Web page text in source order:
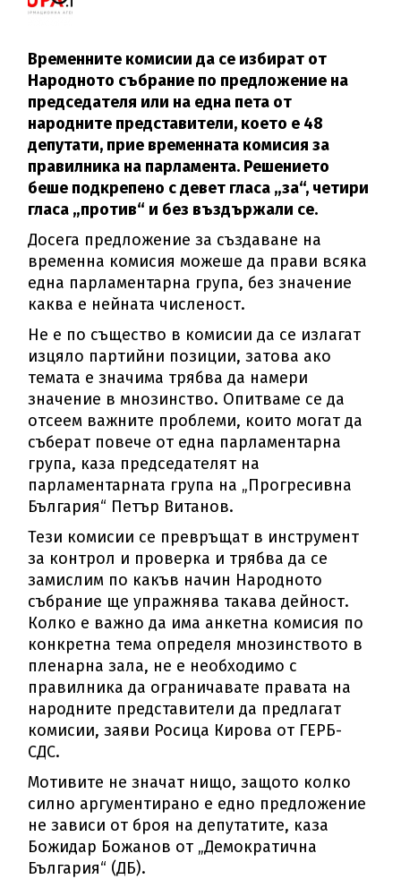
Временните комисии да се избират от
Народното събрание по предложение на
председателя или на една пета от
народните представители, което е 48
депутати, прие временната комисия за
правилника на парламента. Решението
беше подкрепено с девет гласа „за“, четири
гласа „против“ и без въздържали се.
Досега предложение за създаване на
временна комисия можеше да прави всяка
една парламентарна група, без значение
каква е нейната численост.
Не е по същество в комисии да се излагат
изцяло партийни позиции, затова ако
темата е значима трябва да намери
значение в мнозинство. Опитваме се да
отсеем важните проблеми, които могат да
съберат повече от една парламентарна
група, каза председателят на
парламентарната група на „Прогресивна
България“ Петър Витанов.
Тези комисии се превръщат в инструмент
за контрол и проверка и трябва да се
замислим по какъв начин Народното
събрание ще упражнява такава дейност.
Колко е важно да има анкетна комисия по
конкретна тема определя мнозинството в
пленарна зала, не е необходимо с
правилника да ограничавате правата на
народните представители да предлагат
комисии, заяви Росица Кирова от ГЕРБ-
СДС.
Мотивите не значат нищо, защото колко
силно аргументирано е едно предложение
не зависи от броя на депутатите, каза
Божидар Божанов от „Демократична
България“ (ДБ).